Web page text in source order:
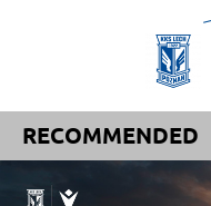
RECOMMENDED